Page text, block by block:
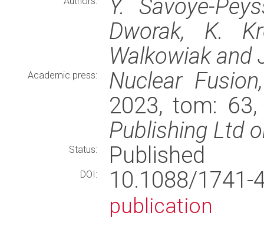
Y. Savoye-
Dworak, K.
Walkowiak and
Academic press:
Nuclear
2023, tom:
Publishing Ltd
Status: Published
DOI: 10.1088/
publication